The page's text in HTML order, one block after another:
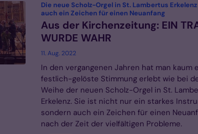
Die neue Scholz-Orgel in St. Lambertus
auch ein Zeichen für einen Neuanfang
Aus der Kirchenzeitung: EIN
WURDE WAHR
11. Aug. 2022
In den vergangenen Jahren hat man kaum
festlich-gelöste Stimmung erlebt wie bei
Weihe der neuen Scholz-Orgel in St.
Erkelenz. Sie ist nicht nur ein starkes
sondern auch ein Zeichen für einen
nach der Zeit der vielfältigen Probleme.